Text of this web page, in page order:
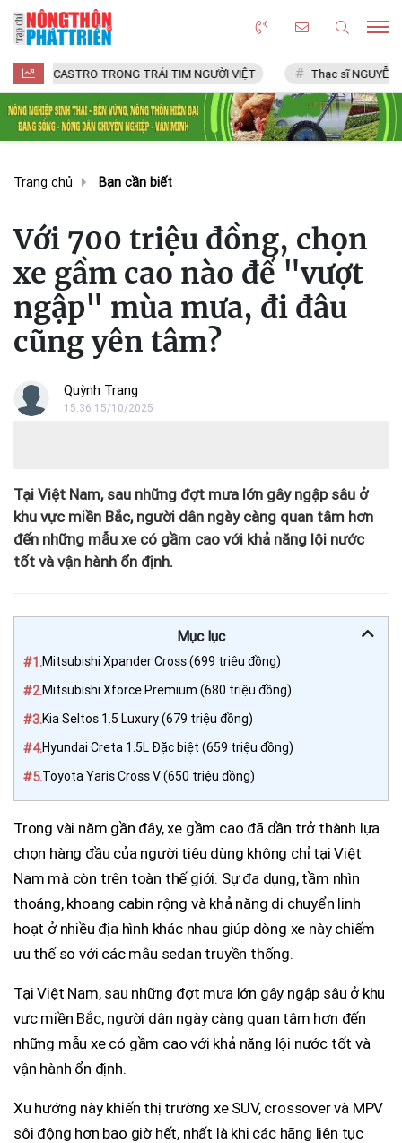
TRONG TRÁI TIM NGƯỜI VIỆT Thạc sĩ NGUYỄN VĂN CHÍ
Trang chủ Bạn cần biết
Với 700 triệu đồng, chọn
xe gầm cao nào để "vượt
ngập" mùa mưa, đi đâu
cũng yên tâm?
Quỳnh Trang
15:36 15/10/2025
Tại Việt Nam, sau những đợt mưa lớn gây ngập sâu ở
khu vực miền Bắc, người dân ngày càng quan tâm hơn
đến những mẫu xe có gầm cao với khả năng lội nước
tốt và vận hành ổn định.
Mục lục
#1.Mitsubishi Xpander Cross (699 triệu đồng)
#2.Mitsubishi Xforce Premium (680 triệu đồng)
#3.Kia Seltos 1.5 Luxury (679 triệu đồng)
#4.Hyundai Creta 1.5L Đặc biệt (659 triệu đồng)
#5.Toyota Yaris Cross V (650 triệu đồng)
Trong vài năm gần đây, xe gầm cao đã dần trở thành lựa
chọn hàng đầu của người tiêu dùng không chỉ tại Việt
Nam mà còn trên toàn thế giới. Sự đa dụng, tầm nhìn
thoáng, khoang cabin rộng và khả năng di chuyển linh
hoạt ở nhiều địa hình khác nhau giúp dòng xe này chiếm
ưu thế so với các mẫu sedan truyền thống.
Tại Việt Nam, sau những đợt mưa lớn gây ngập sâu ở khu
vực miền Bắc, người dân ngày càng quan tâm hơn đến
những mẫu xe có gầm cao với khả năng lội nước tốt và
vận hành ổn định.
Xu hướng này khiến thị trường xe SUV, crossover và MPV
sôi động hơn bao giờ hết, nhất là khi các hãng liên tục